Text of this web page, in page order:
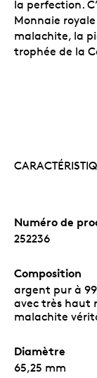
l’organisation
la perfection.
Monnaie
malachite, la
trophée de la
Numéro de
252236
Composition
argent pur à
avec très haut
malachite
Diamètre
65,25 mm